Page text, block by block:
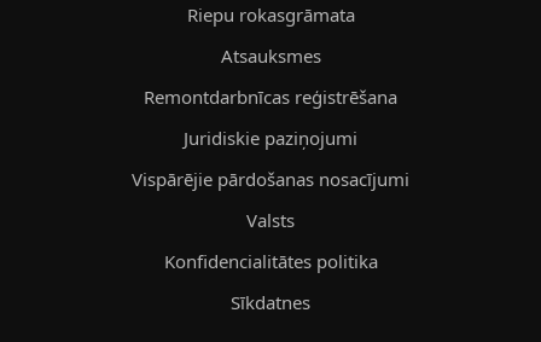
Riepu rokasgrāmata
Atsauksmes
Remontdarbnīcas reģistrēšana
Juridiskie paziņojumi
Vispārējie pārdošanas nosacījumi
Valsts
Konfidencialitātes politika
Sīkdatnes